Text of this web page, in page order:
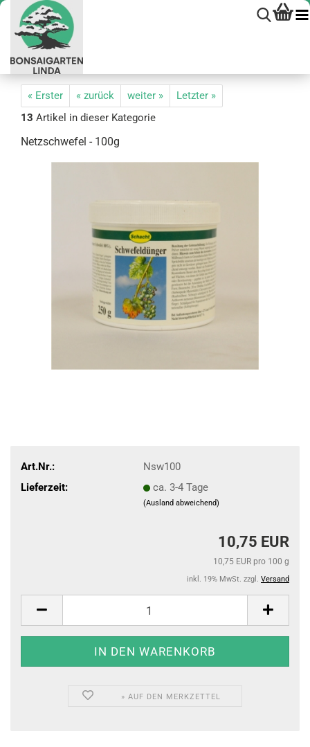
« Erster « zurück weiter »
Letzter »
13 Artikel in dieser Kategorie
Netz­schwe­fel - 100g
Art.Nr.:
Nsw100
Lieferzeit:
ca. 3-4 Tage
(Ausland abweichend)
10,75 EUR
10,75 EUR pro 100 g
inkl. 19% MwSt. zzgl. Versand
» AUF DEN MERKZETTEL